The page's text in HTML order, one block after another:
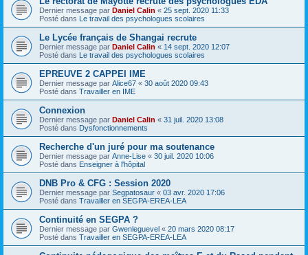
Dernier message par Daniel Calin « 25 sept. 2020 11:33
Posté dans Le travail des psychologues scolaires
Le Lycée français de Shangai recrute
Dernier message par Daniel Calin « 14 sept. 2020 12:07
Posté dans Le travail des psychologues scolaires
EPREUVE 2 CAPPEI IME
Dernier message par Alice67 « 30 août 2020 09:43
Posté dans Travailler en IME
Connexion
Dernier message par Daniel Calin « 31 juil. 2020 13:08
Posté dans Dysfonctionnements
Recherche d'un juré pour ma soutenance
Dernier message par Anne-Lise « 30 juil. 2020 10:06
Posté dans Enseigner à l'hôpital
DNB Pro & CFG : Session 2020
Dernier message par Segpatosaur « 03 avr. 2020 17:06
Posté dans Travailler en SEGPA-EREA-LEA
Continuité en SEGPA ?
Dernier message par Gwenleguevel « 20 mars 2020 08:17
Posté dans Travailler en SEGPA-EREA-LEA